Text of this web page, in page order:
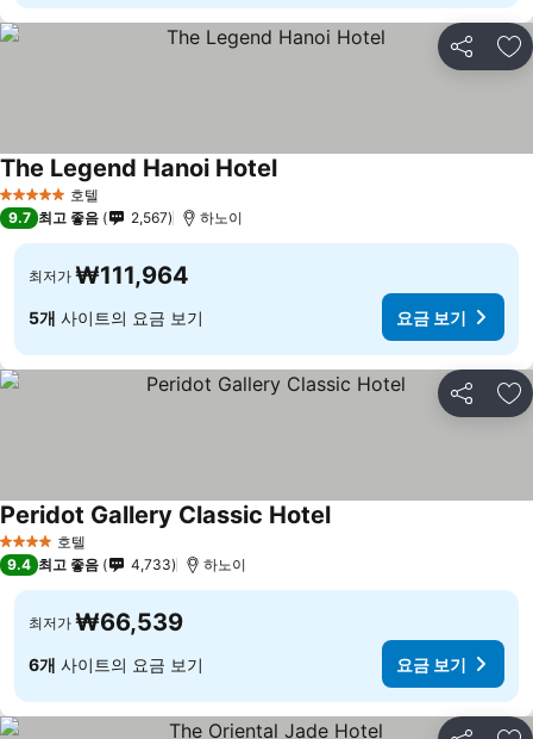
공유 즐
5 성급 호텔
The Legend Hanoi Hotel
9.7 최고 좋음 2,567 하노이
최저가 ₩111,964
5개 사이트의 요금 보기 요금 보기
공유 즐
4 성급 호텔
Peridot Gallery Classic Hotel
9.4 최고 좋음 4,733 하노이
최저가 ₩66,539
6개 사이트의 요금 보기 요금 보기